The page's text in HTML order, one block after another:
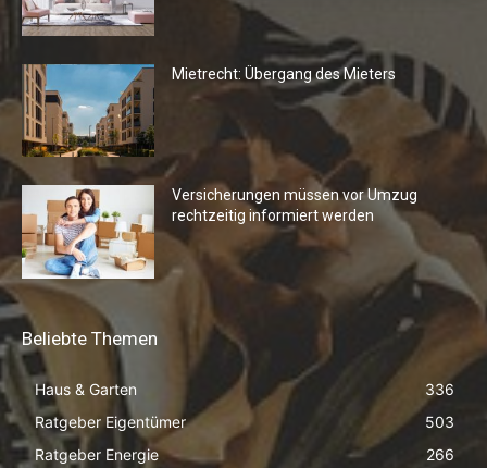
Mietrecht: Übergang des Mieters
Versicherungen müssen vor Umzug
rechtzeitig informiert werden
Beliebte Themen
Haus & Garten
336
Ratgeber Eigentümer
503
Ratgeber Energie
266